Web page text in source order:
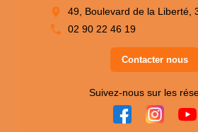
49, Boulevard de la Liberté,
02 90 22 46 19
Contacter nous
Suivez-nous sur les